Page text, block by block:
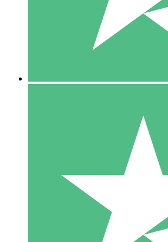
10 00
10 Downloads
20 00